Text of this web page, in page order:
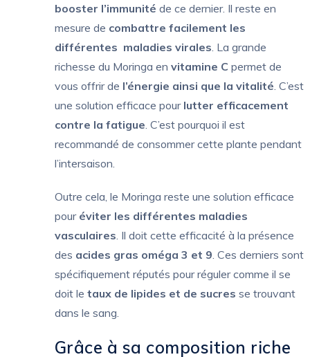
booster l’immunité de ce dernier. Il reste en
mesure de combattre facilement les
différentes maladies virales . La grande
richesse du Moringa en vitamine C permet de
vous offrir de l’énergie ainsi que la vitalité . C’est
une solution efficace pour lutter efficacement
contre la fatigue . C’est pourquoi il est
recommandé de consommer cette plante pendant
l’intersaison.
Outre cela, le Moringa reste une solution efficace
pour éviter les différentes maladies
vasculaires . Il doit cette efficacité à la présence
des acides gras oméga 3 et 9 . Ces derniers sont
spécifiquement réputés pour réguler comme il se
doit le taux de lipides et de sucres se trouvant
dans le sang.
Grâce à sa composition riche